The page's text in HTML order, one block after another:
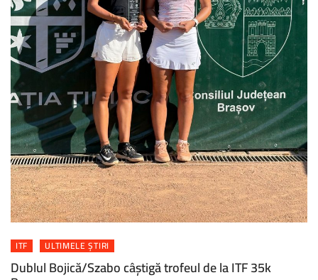
ITF ULTIMELE ȘTIRI
Dublul Bojică/Szabo câștigă trofeul de la ITF 35k